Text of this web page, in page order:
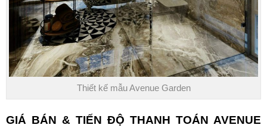
Thiết kế mẫu Avenue Garden
GIÁ BÁN & TIẾN ĐỘ THANH TOÁN AVENUE